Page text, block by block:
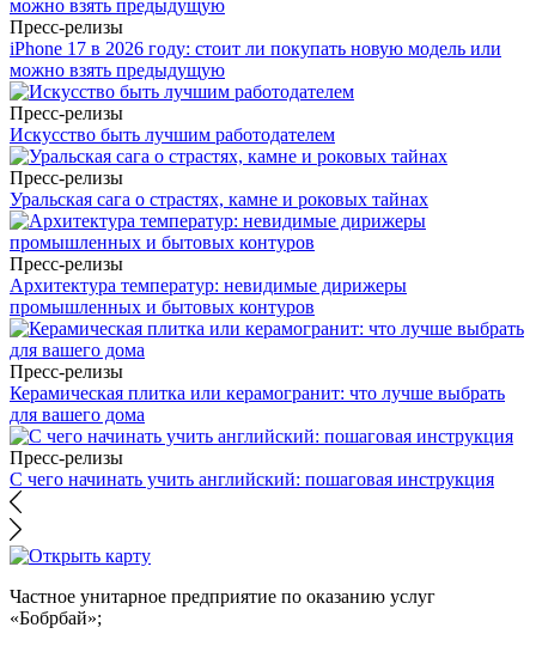
Пресс-релизы
iPhone 17 в 2026 году: стоит ли покупать новую модель или
можно взять предыдущую
Пресс-релизы
Искусство быть лучшим работодателем
Пресс-релизы
Уральская сага о страстях, камне и роковых тайнах
Пресс-релизы
Архитектура температур: невидимые дирижеры
промышленных и бытовых контуров
Пресс-релизы
Керамическая плитка или керамогранит: что лучше выбрать
для вашего дома
Пресс-релизы
С чего начинать учить английский: пошаговая инструкция
Частное унитарное предприятие по оказанию услуг
«Бобрбай»;